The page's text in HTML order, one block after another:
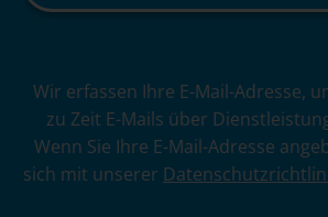
e
Wir erfassen Ihre E-Mail-Adresse,
zu Zeit E-Mails über
Wenn Sie Ihre E-Mail-Adresse
sich mit unserer